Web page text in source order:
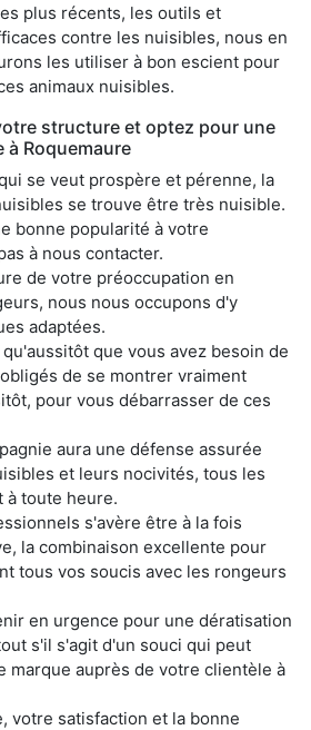
plus récents, les outils et
contre les nuisibles, nous en
les utiliser à bon escient pour
animaux nuisibles.
structure et optez pour une
Roquemaure
se veut prospère et pérenne, la
se trouve être très nuisible.
bonne popularité à votre
à nous contacter.
de votre préoccupation en
nous nous occupons d'y
adaptées.
que vous avez besoin de
de se montrer vraiment
pour vous débarrasser de ces
aura une défense assurée
et leurs nocivités, tous les
à toute heure.
s'avère être à la fois
la combinaison excellente pour
tous vos soucis avec les rongeurs
en urgence pour une dératisation
s'il s'agit d'un souci qui peut
marque auprès de votre clientèle à
votre satisfaction et la bonne